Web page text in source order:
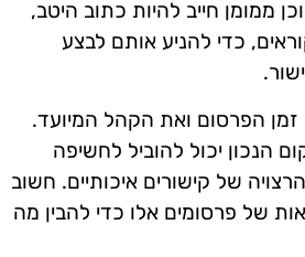
ממומן חייב להיות כתוב היטב,
כדי להניע אותם לבצע
הפרסום ואת הקהל המיועד.
הנכון יכול להוביל לחשיפה
של קישורים איכותיים. חשוב
של פרסומים אלו כדי להבין מה